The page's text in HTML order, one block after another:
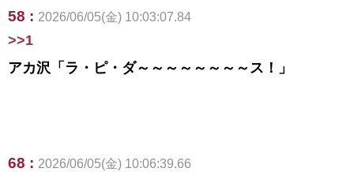
58 : 2026/06/05(金) 10:03:07.84
>>1
アカ沢「ラ・ピ・ダ～～～～～～～～ス！」
68 : 2026/06/05(金) 10:06:39.66